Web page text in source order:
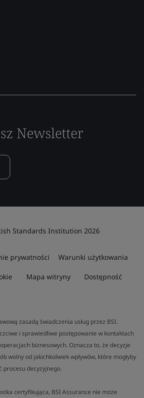
Newsletter
Standards Institution 2026
prywatności Warunki użytkowania
Mapa witryny Dostępność
zasadą świadczenia usług przez BSI.
i sprawiedliwe postępowanie w kontaktach
biznesowych. Oznacza to, że decyzje
wolny od jakichkolwiek wpływów, które mogłyby
procesu decyzyjnego.
certyfikująca, BSI Assurance nie może